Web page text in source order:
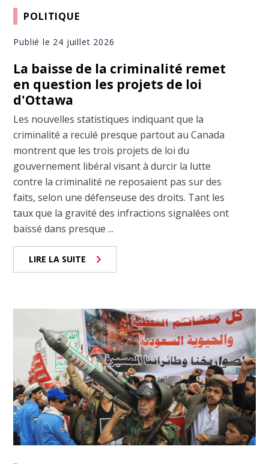
POLITIQUE
Publié le 24 juillet 2026
La baisse de la criminalité remet
en question les projets de loi
d'Ottawa
Les nouvelles statistiques indiquant que la
criminalité a reculé presque partout au Canada
montrent que les trois projets de loi du
gouvernement libéral visant à durcir la lutte
contre la criminalité ne reposaient pas sur des
faits, selon une défenseuse des droits. Tant les
taux que la gravité des infractions signalées ont
baissé dans presque ...
LIRE LA SUITE